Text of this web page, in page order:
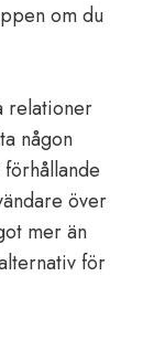
om du
relationer
någon
över
mer än
för